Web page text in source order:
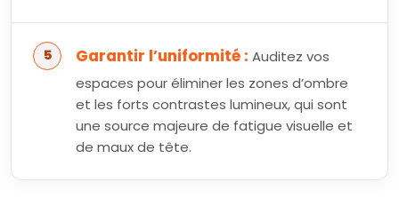
Garantir l’uniformité : Auditez vos
espaces pour éliminer les zones d’ombre
et les forts contrastes lumineux, qui sont
une source majeure de fatigue visuelle et
de maux de tête.